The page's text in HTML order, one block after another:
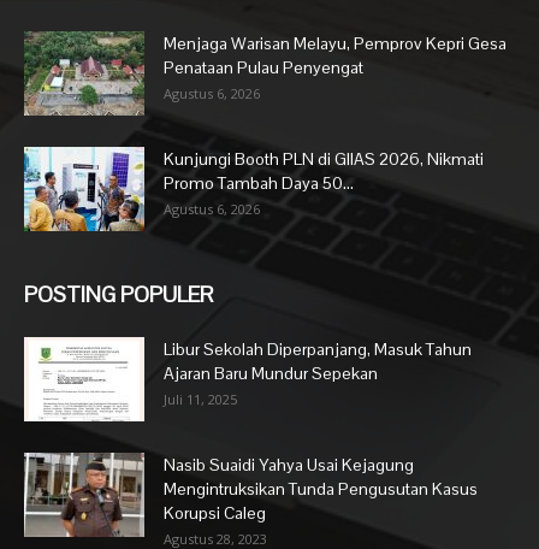
Menjaga Warisan Melayu, Pemprov Kepri Gesa
Penataan Pulau Penyengat
Agustus 6, 2026
Kunjungi Booth PLN di GIIAS 2026, Nikmati
Promo Tambah Daya 50...
Agustus 6, 2026
POSTING POPULER
Libur Sekolah Diperpanjang, Masuk Tahun
Ajaran Baru Mundur Sepekan
Juli 11, 2025
Nasib Suaidi Yahya Usai Kejagung
Mengintruksikan Tunda Pengusutan Kasus
Korupsi Caleg
Agustus 28, 2023